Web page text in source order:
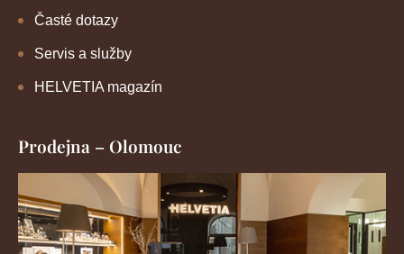
Časté dotazy
Servis a služby
HELVETIA magazín
Prodejna – Olomouc